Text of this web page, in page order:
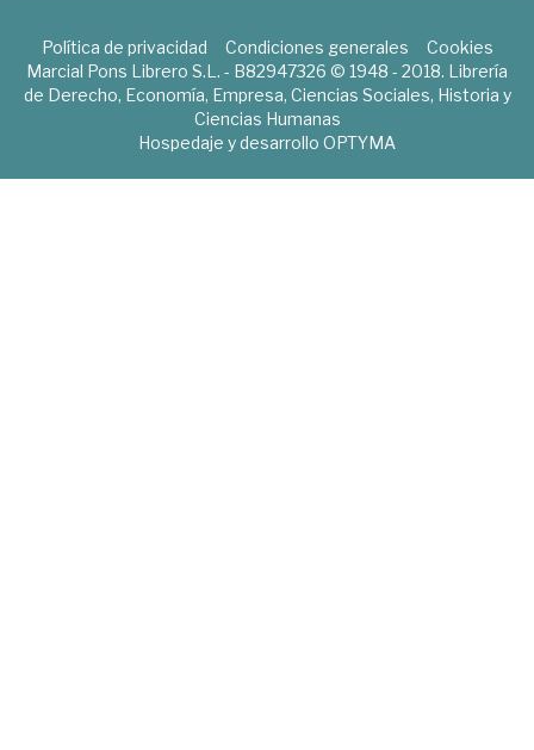
Política de privacidad Condiciones generales
Cookies
Marcial Pons Librero S.L. - B82947326 © 1948 - 2018. Librería
de Derecho, Economía, Empresa, Ciencias Sociales, Historia y
Ciencias Humanas
Hospedaje y desarrollo OPTYMA